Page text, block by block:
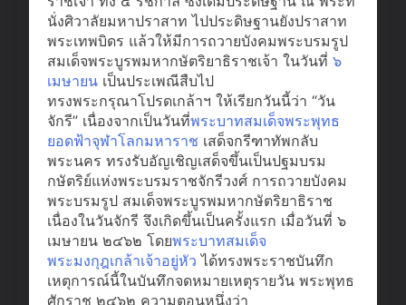
นั่งศิวาลัยมหาปราสาท ไปประดิษฐานยังปราสาท
พระเทพบิดร แล้วให้มีการถวายบังคมพระบรมรูป
สมเด็จพระบูรพมหากษัตริยาธิราชเจ้า ในวันที่ ๖
เมษายน เป็นประเพณีสืบไป
ทรงพระกรุณาโปรดเกล้าฯ ให้เรียกวันนี้ว่า “วัน
จักรี” เนื่องจากเป็นวันที่พระบาทสมเด็จพระพุทธ
ยอดฟ้าจุฬาโลกมหาราช เสด็จกรีฑาทัพกลับ
พระนคร ทรงรับอัญเชิญเสด็จขึ้นเป็นปฐมบรม
กษัตริย์แห่งพระบรมราชจักรีวงศ์ การถวายบังคม
พระบรมรูป สมเด็จพระบูรพมหากษัตริยาธิราช
เนื่องในวันจักรี จึงเกิดขึ้นเป็นครั้งแรก เมื่อวันที่ ๖
เมษายน ๒๔๖๒ โดยพระบาทสมเด็จ
พระมงกุฎเกล้าเจ้าอยู่หัว ​ ได้ทรงพระราชบันทึก
เหตุการณ์นี้ในบันทึกจดหมายเหตุรายวัน พระพุทธ
ศักราช ๒๔๖๒ ความตอนหนึ่งว่า